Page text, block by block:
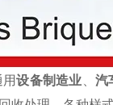
用设备制造业 、汽